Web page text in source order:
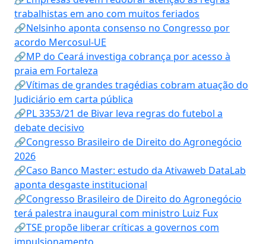
trabalhistas em ano com muitos feriados
🔗Nelsinho aponta consenso no Congresso por
acordo Mercosul-UE
🔗MP do Ceará investiga cobrança por acesso à
praia em Fortaleza
🔗Vítimas de grandes tragédias cobram atuação do
Judiciário em carta pública
🔗PL 3353/21 de Bivar leva regras do futebol a
debate decisivo
🔗Congresso Brasileiro de Direito do Agronegócio
2026
🔗Caso Banco Master: estudo da Ativaweb DataLab
aponta desgaste institucional
🔗Congresso Brasileiro de Direito do Agronegócio
terá palestra inaugural com ministro Luiz Fux
🔗TSE propõe liberar críticas a governos com